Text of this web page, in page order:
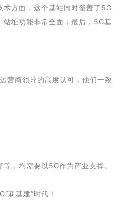
术方面，这个基站同时覆盖了5G
址功能非常全面；最后，5G基
营商领导的高度认可，他们一致
，均需要以5G作为产业支撑。
新基建”时代！